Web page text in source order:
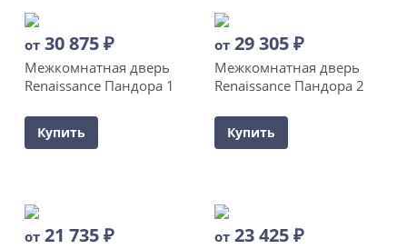
от 30 875₽
Межкомнатная дверь
Renaissance Пандора 1
Купить
от 29 305₽
Межкомнатная дверь
Renaissance Пандора 2
Купить
от 21 735₽ от 23 425₽